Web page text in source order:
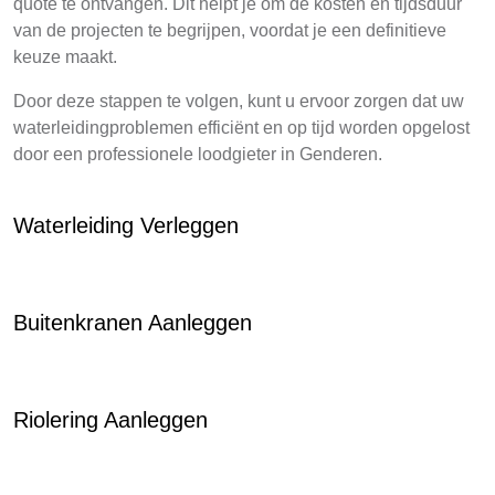
quote te ontvangen. Dit helpt je om de kosten en tijdsduur
van de projecten te begrijpen, voordat je een definitieve
keuze maakt.
Door deze stappen te volgen, kunt u ervoor zorgen dat uw
waterleidingproblemen efficiënt en op tijd worden opgelost
door een professionele loodgieter in Genderen.
Waterleiding Verleggen
Buitenkranen Aanleggen
Riolering Aanleggen